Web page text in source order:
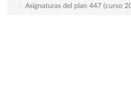
Asignaturas del plan 447 (curso